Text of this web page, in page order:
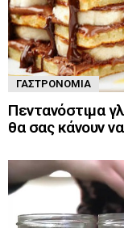
ΓΑΣΤΡΟΝΟΜΊΑ
Πεντανόστιμα
θα σας κάνουν